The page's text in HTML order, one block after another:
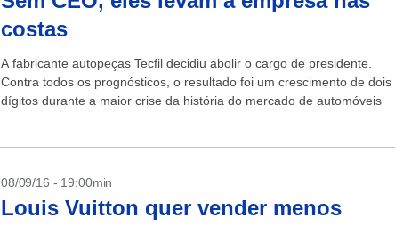
costas
A fabricante autopeças Tecfil decidiu abolir o cargo de presidente.
Contra todos os prognósticos, o resultado foi um crescimento de dois
dígitos durante a maior crise da história do mercado de automóveis
08/09/16 - 19:00min
Louis Vuitton quer vender menos